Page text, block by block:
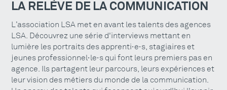
LA RELÈVE DE LA COMMUNICATION
L’association LSA met en avant les talents des agences
LSA. Découvrez une série d'interviews mettant en
lumière les portraits des apprenti·e·s, stagiaires et
jeunes professionnel·le·s qui font leurs premiers pas en
agence. Ils partagent leur parcours, leurs expériences et
leur vision des métiers du monde de la communication.